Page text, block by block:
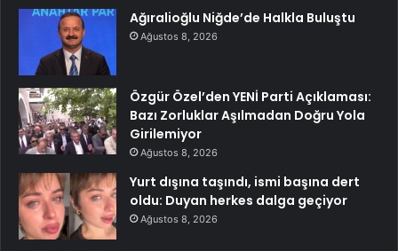
Ağıralioğlu Niğde’de Halkla Buluştu
Ağustos 8, 2026
Özgür Özel’den YENİ Parti Açıklaması:
Bazı Zorluklar Aşılmadan Doğru Yola
Girilemiyor
Ağustos 8, 2026
Yurt dışına taşındı, ismi başına dert
oldu: Duyan herkes dalga geçiyor
Ağustos 8, 2026